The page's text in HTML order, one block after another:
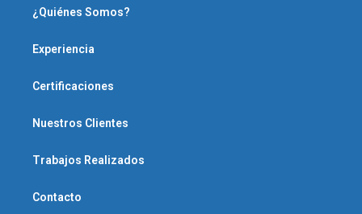
¿Quiénes Somos?
Experiencia
Certificaciones
Nuestros Clientes
Trabajos Realizados
Contacto